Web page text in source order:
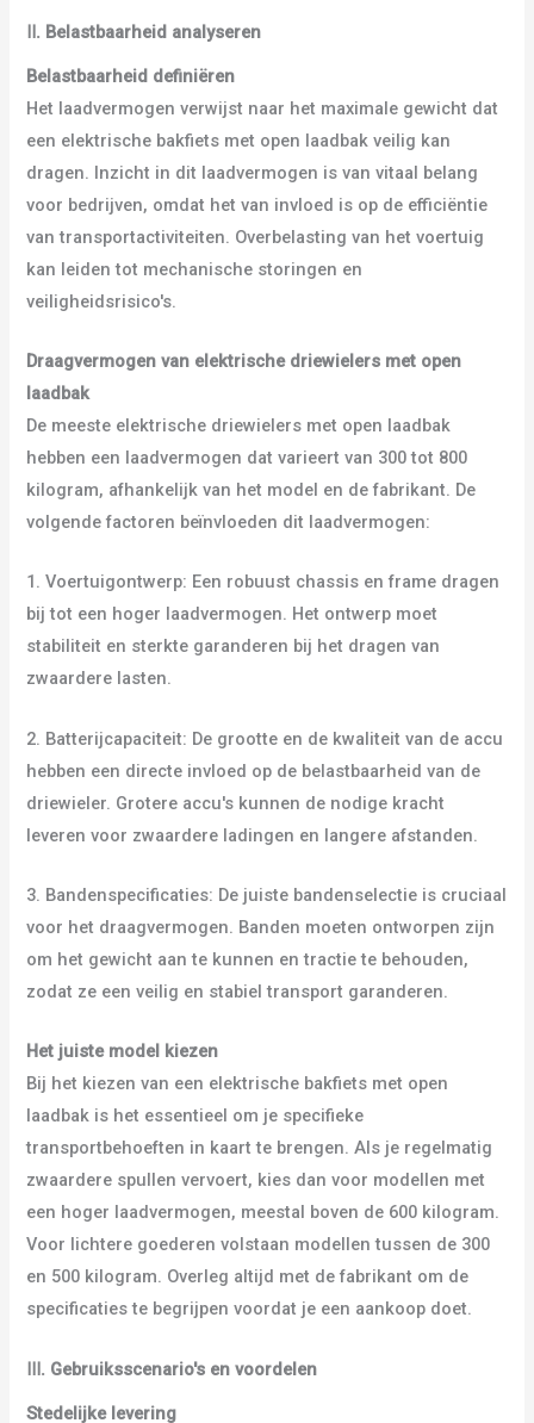
Ⅱ. Belastbaarheid analyseren
Belastbaarheid definiëren
Het laadvermogen verwijst naar het maximale gewicht dat
een elektrische bakfiets met open laadbak veilig kan
dragen. Inzicht in dit laadvermogen is van vitaal belang
voor bedrijven, omdat het van invloed is op de efficiëntie
van transportactiviteiten. Overbelasting van het voertuig
kan leiden tot mechanische storingen en
veiligheidsrisico's.
Draagvermogen van elektrische driewielers met open
laadbak
De meeste elektrische driewielers met open laadbak
hebben een laadvermogen dat varieert van 300 tot 800
kilogram, afhankelijk van het model en de fabrikant. De
volgende factoren beïnvloeden dit laadvermogen:
1. Voertuigontwerp: Een robuust chassis en frame dragen
bij tot een hoger laadvermogen. Het ontwerp moet
stabiliteit en sterkte garanderen bij het dragen van
zwaardere lasten.
2. Batterijcapaciteit: De grootte en de kwaliteit van de accu
hebben een directe invloed op de belastbaarheid van de
driewieler. Grotere accu's kunnen de nodige kracht
leveren voor zwaardere ladingen en langere afstanden.
3. Bandenspecificaties: De juiste bandenselectie is cruciaal
voor het draagvermogen. Banden moeten ontworpen zijn
om het gewicht aan te kunnen en tractie te behouden,
zodat ze een veilig en stabiel transport garanderen.
Het juiste model kiezen
Bij het kiezen van een elektrische bakfiets met open
laadbak is het essentieel om je specifieke
transportbehoeften in kaart te brengen. Als je regelmatig
zwaardere spullen vervoert, kies dan voor modellen met
een hoger laadvermogen, meestal boven de 600 kilogram.
Voor lichtere goederen volstaan modellen tussen de 300
en 500 kilogram. Overleg altijd met de fabrikant om de
specificaties te begrijpen voordat je een aankoop doet.
Ⅲ. Gebruiksscenario's en voordelen
Stedelijke levering